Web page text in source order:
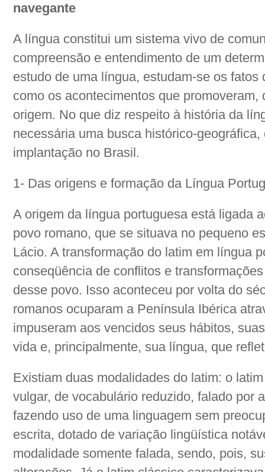
navegante
A língua constitui um sistema vivo de
compreensão e entendimento de um
estudo de uma língua, estudam-se os fatos
como os acontecimentos que
origem. No que diz respeito à história da
necessária uma busca histórico-
implantação no Brasil.
1- Das origens e formação da Língua
A origem da língua portuguesa está ligada
povo romano, que se situava no pequeno
Lácio. A transformação do latim em língua
conseqüência de conflitos e
desse povo. Isso aconteceu por volta do
romanos ocuparam a Península Ibérica
impuseram aos vencidos seus hábitos,
vida e, principalmente, sua língua, que
Existiam duas modalidades do latim: o
vulgar, de vocabulário reduzido, falado por
fazendo uso de uma linguagem sem
escrita, dotado de variação lingüística
modalidade somente falada, sendo, pois,